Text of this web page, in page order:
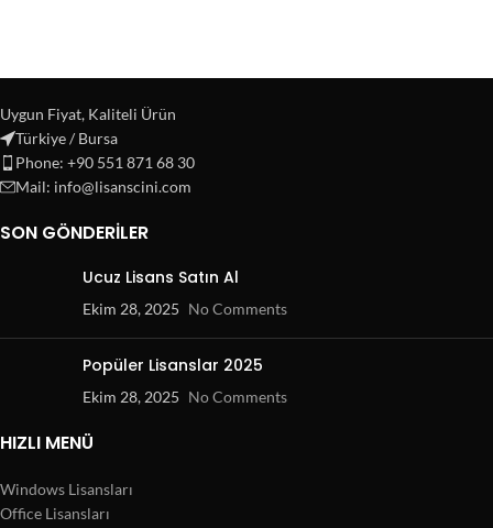
Uygun Fiyat, Kaliteli Ürün
Türkiye / Bursa
Phone: +90 551 871 68 30
Mail: info@lisanscini.com
SON GÖNDERILER
Ucuz Lisans Satın Al
Ekim 28, 2025 No Comments
Popüler Lisanslar 2025
Ekim 28, 2025 No Comments
HIZLI MENÜ
Windows Lisansları
Office Lisansları